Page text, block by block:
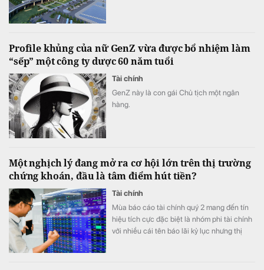
Profile khủng của nữ GenZ vừa được bổ nhiệm làm
“sếp” một công ty dược 60 năm tuổi
Tài chính
GenZ này là con gái Chủ tịch một ngân
hàng.
Một nghịch lý đang mở ra cơ hội lớn trên thị trường
chứng khoán, đầu là tâm điểm hút tiền?
Tài chính
Mùa báo cáo tài chính quý 2 mang đến tín
hiệu tích cực đặc biệt là nhóm phi tài chính
với nhiều cái tên báo lãi kỷ lục nhưng thị